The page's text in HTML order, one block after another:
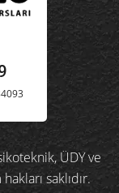
ÜDY ve
saklıdır.